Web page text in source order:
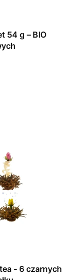
54 g – BIO
- 6 czarnych